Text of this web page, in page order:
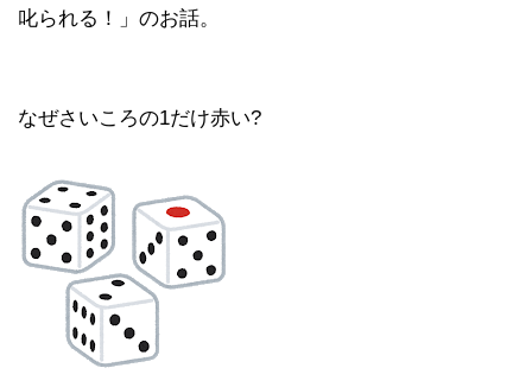
叱られる！」のお話。
なぜさいころの1だけ赤い?